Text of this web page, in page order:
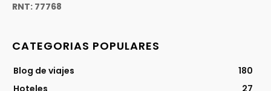
RNT: 77768
CATEGORIAS POPULARES
Blog de viajes
180